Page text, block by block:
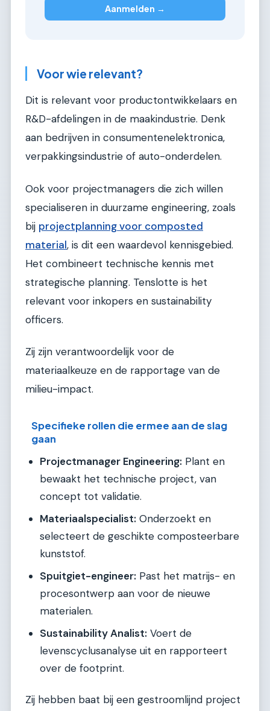
Aanmelden →
Voor wie relevant?
Dit is relevant voor productontwikkelaars en
R&D-afdelingen in de maakindustrie. Denk
aan bedrijven in consumentenelektronica,
verpakkingsindustrie of auto-onderdelen.
Ook voor projectmanagers die zich willen
specialiseren in duurzame engineering, zoals
bij projectplanning voor composted
material, is dit een waardevol kennisgebied.
Het combineert technische kennis met
strategische planning. Tenslotte is het
relevant voor inkopers en sustainability
officers.
Zij zijn verantwoordelijk voor de
materiaalkeuze en de rapportage van de
milieu-impact.
Specifieke rollen die ermee aan de slag
gaan
Projectmanager Engineering: Plant en
bewaakt het technische project, van
concept tot validatie.
Materiaalspecialist: Onderzoekt en
selecteert de geschikte composteerbare
kunststof.
Spuitgiet-engineer: Past het matrijs- en
procesontwerp aan voor de nieuwe
materialen.
Sustainability Analist: Voert de
levenscyclusanalyse uit en rapporteert
over de footprint.
Zij hebben baat bij een gestroomlijnd project